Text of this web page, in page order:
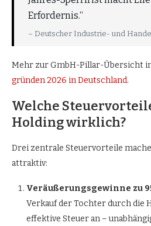
Erfordernis.“
– Deutscher Industrie- und
Mehr zur GmbH-Pillar-Übersicht
gründen 2026 in Deutschland.
Welche
Holding wirklich?
Drei zentrale Steuervorteile
attraktiv:
Veräußerungsgewinne zu
Verkauf der Tochter durch die
effektive Steuer an –